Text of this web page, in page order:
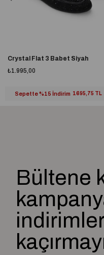
Crystal Flat 3 Babet Siyah
₺1.995,00
Sepette %15 İndirim 1695,75 TL
Bültene